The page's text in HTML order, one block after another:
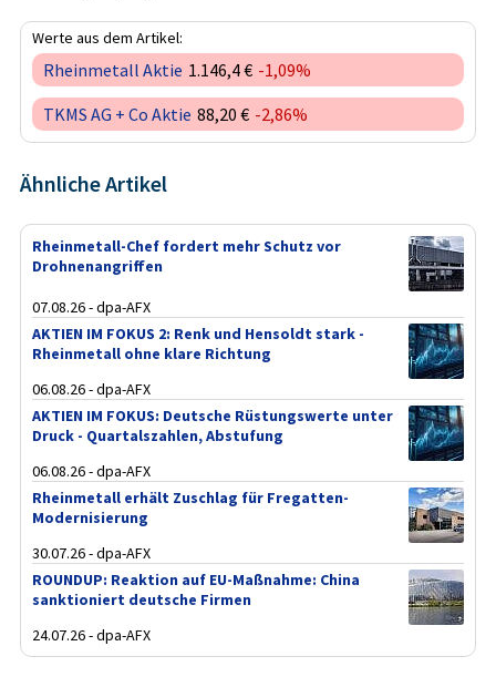
Werte aus dem Artikel:
Rheinmetall Aktie 1.146,4 € -1,09%
TKMS AG + Co Aktie 88,20 € -2,86%
Ähnliche Artikel
Rheinmetall-Chef fordert mehr Schutz vor
Drohnenangriffen
07.08.26 - dpa-AFX
AKTIEN IM FOKUS 2: Renk und Hensoldt stark -
Rheinmetall ohne klare Richtung
06.08.26 - dpa-AFX
AKTIEN IM FOKUS: Deutsche Rüstungswerte unter
Druck - Quartalszahlen, Abstufung
06.08.26 - dpa-AFX
Rheinmetall erhält Zuschlag für Fregatten-
Modernisierung
30.07.26 - dpa-AFX
ROUNDUP: Reaktion auf EU-Maßnahme: China
sanktioniert deutsche Firmen
24.07.26 - dpa-AFX